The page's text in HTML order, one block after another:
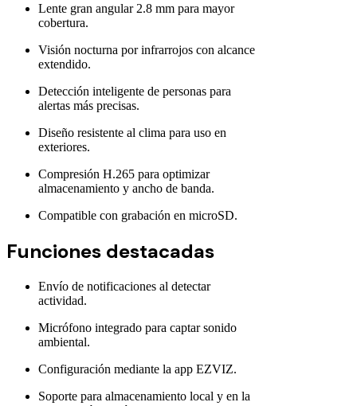
Lente gran angular 2.8 mm para mayor
cobertura.
Visión nocturna por infrarrojos con alcance
extendido.
Detección inteligente de personas para
alertas más precisas.
Diseño resistente al clima para uso en
exteriores.
Compresión H.265 para optimizar
almacenamiento y ancho de banda.
Compatible con grabación en microSD.
Funciones destacadas
Envío de notificaciones al detectar
actividad.
Micrófono integrado para captar sonido
ambiental.
Configuración mediante la app EZVIZ.
Soporte para almacenamiento local y en la